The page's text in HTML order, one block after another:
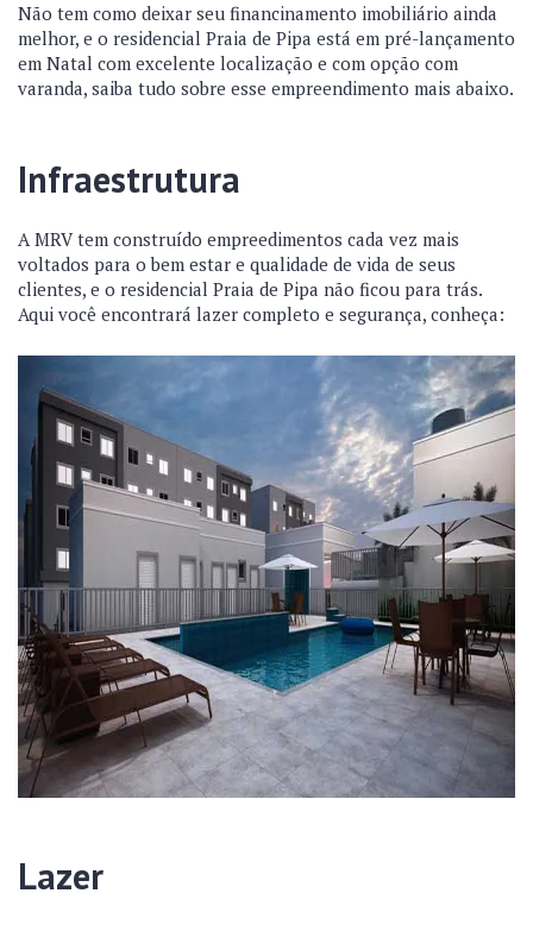
Não tem como deixar seu financinamento imobiliário ainda
melhor, e o residencial Praia de Pipa está em pré-lançamento
em Natal com excelente localização e com opção com
varanda, saiba tudo sobre esse empreendimento mais abaixo.
Infraestrutura
A MRV tem construído empreedimentos cada vez mais
voltados para o bem estar e qualidade de vida de seus
clientes, e o residencial Praia de Pipa não ficou para trás.
Aqui você encontrará lazer completo e segurança, conheça:
Lazer